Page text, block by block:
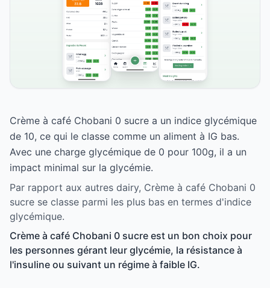
Crème à café Chobani 0 sucre a un indice glycémique
de 10, ce qui le classe comme un aliment à IG bas.
Avec une charge glycémique de 0 pour 100g, il a un
impact minimal sur la glycémie.
Par rapport aux autres dairy, Crème à café Chobani 0
sucre se classe parmi les plus bas en termes d'indice
glycémique.
Crème à café Chobani 0 sucre est un bon choix pour
les personnes gérant leur glycémie, la résistance à
l'insuline ou suivant un régime à faible IG.